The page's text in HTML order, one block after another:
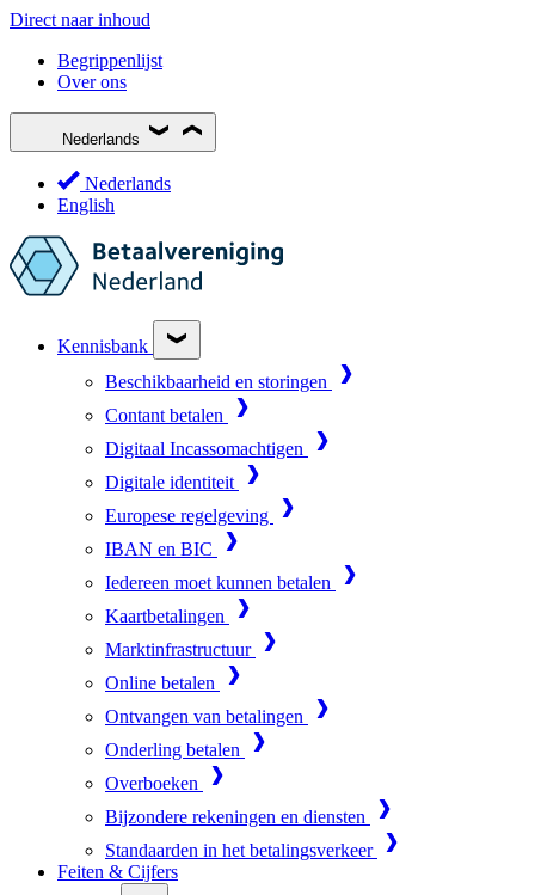
Direct naar inhoud
Begrippenlijst
Over ons
Nederlands
Nederlands
English
Kennisbank
Beschikbaarheid en storingen
Contant betalen
Digitaal Incassomachtigen
Digitale identiteit
Europese regelgeving
IBAN en BIC
Iedereen moet kunnen betalen
Kaartbetalingen
Marktinfrastructuur
Online betalen
Ontvangen van betalingen
Onderling betalen
Overboeken
Bijzondere rekeningen en diensten
Standaarden in het betalingsverkeer
Feiten & Cijfers